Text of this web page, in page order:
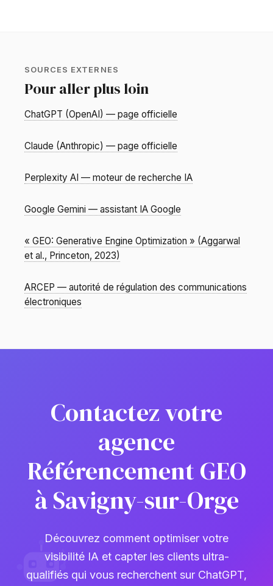
SOURCES EXTERNES
Pour aller plus loin
ChatGPT (OpenAI) — page officielle
Claude (Anthropic) — page officielle
Perplexity AI — moteur de recherche IA
Google Gemini — assistant IA Google
« GEO: Generative Engine Optimization » (Aggarwal
et al., Princeton, 2023)
ARCEP — autorité de régulation des communications
électroniques
Contactez votre
agence
Référencement GEO
à Savigny-sur-Orge
Découvrez comment optimiser votre
visibilité IA et capter les clients ultra-
qualifiés qui vous recherchent sur ChatGPT,